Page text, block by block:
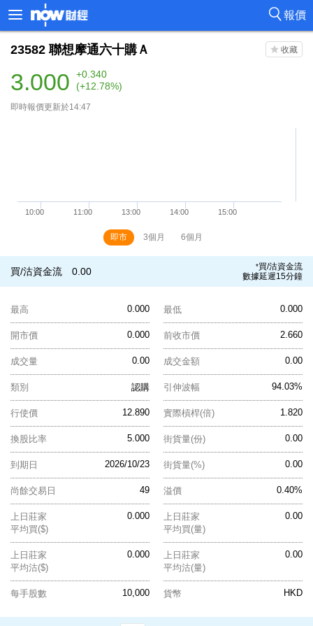
報價
23582 聯想摩通六十購Ａ
3.000
+0.340
(+12.78%)
即時報價更新於14:47
即市 3個月 6個月
買/沽資金流 0.00 *買/沽資金流
數據延遲15分鐘
0.000
最高 0.000
最低
0.000
開市價 2.660
前收市價
0.00
成交量 0.00
成交金額
認購
類別 94.03%
引伸波幅
12.890
行使價 1.820
實際槓桿(倍)
5.000
換股比率 0.00
街貨量(份)
2026/10/23
到期日 0.00
街貨量(%)
49
尚餘交易日 0.40%
溢價
0.000
上日莊家
平均買($)
0.00
上日莊家
平均買(量)
0.000
上日莊家
平均沽($)
0.00
上日莊家
平均沽(量)
10,000
每手股數 HKD
貨幣